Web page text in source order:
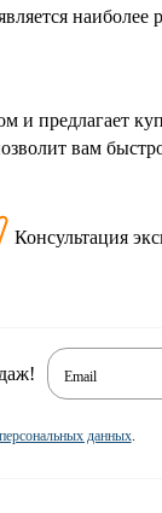
и предлагает
вам
Консультация
Email
данных.